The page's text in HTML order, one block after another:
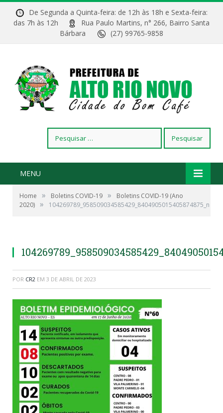
De Segunda a Quinta-feira: de 12h às 18h e Sexta-feira:
das 7h às 12h
Rua Paulo Martins, n° 266, Bairro Santa
Bárbara
(27) 99765-9858
por:
MENU
Home » Boletins COVID-19 »
Boletins COVID-19 (Ano
2020) » 104269789_958509034585429_8404905015405874875_n
POR CR2 EM 3 DE ABRIL DE 2023